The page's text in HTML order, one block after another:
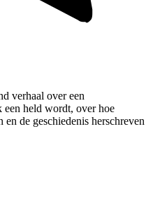
verhaal over een
een held wordt, over hoe
en de geschiedenis herschreven